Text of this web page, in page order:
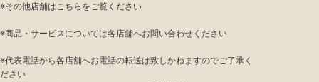
※その他店舗はこちら をご覧ください
※商品・サービスについては各店舗へお問い合わせください
※代表電話から各店舗へお電話の転送は致しかねますのでご了承く
ださい